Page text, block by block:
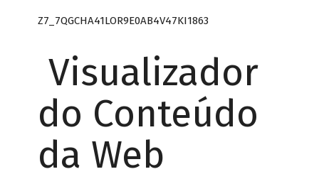
Z7_7QGCHA41LOR9E0AB4V47KI1863
Visualizador
do Conteúdo
da Web